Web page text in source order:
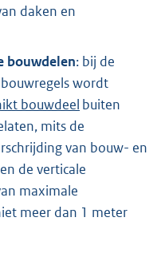
daken en
bouwdelen: bij de
wordt
bouwdeel buiten
mits de
van bouw- en
de verticale
maximale
meer dan 1 meter